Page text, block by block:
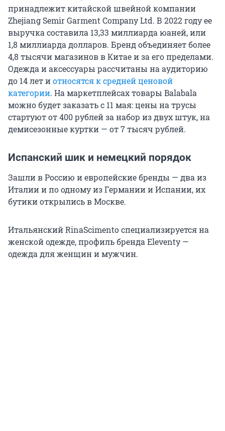
принадлежит китайской швейной компании
Zhejiang Semir Garment Company Ltd. В 2022 году ее
выручка составила 13,33 миллиарда юаней, или
1,8 миллиарда долларов. Бренд объединяет более
4,8 тысячи магазинов в Китае и за его пределами.
Одежда и аксессуары рассчитаны на аудиторию
до 14 лет иотносятся к средней ценовой
категории. На маркетплейсах товары Balabala
можно будет заказать с 11 мая: цены на трусы
стартуют от 400 рублей за набор из двух штук, на
демисезонные куртки — от 7 тысяч рублей.
Испанский шик и немецкий порядок
Зашли в Россию и европейские бренды — два из
Италии и по одному из Германии и Испании, их
бутики открылись в Москве.
Итальянский RinaScimento специализируется на
женской одежде, профиль бренда Eleventy —
одежда для женщин и мужчин.